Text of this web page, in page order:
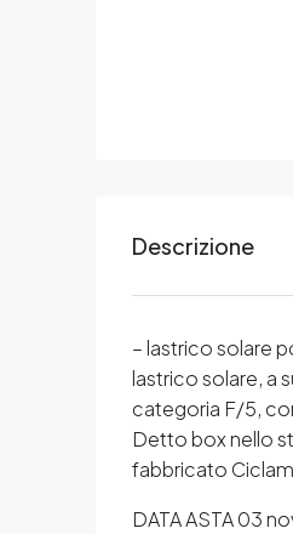
Descrizione
– lastrico solare
lastrico solare, a
categoria F/5,
Detto box nello
fabbricato
DATA ASTA 03